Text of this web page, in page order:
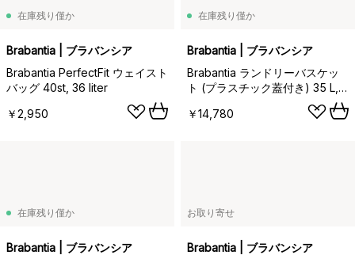
在庫残り僅か
Brabantia | ブラバンシア
Brabantia PerfectFit ウェイスト
バッグ 40st, 36 liter
￥2,950
在庫残り僅か
Brabantia | ブラバンシア
Brabantia ランドリーバスケッ
ト (プラスチック蓋付き) 35 L,
￥14,780
在庫残り僅か
Brabantia | ブラバンシア
お取り寄せ
Brabantia | ブラバンシア